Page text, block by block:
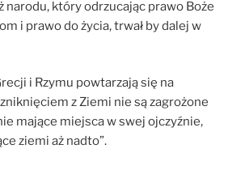
narodu, który odrzucając prawo Boże
i prawo do życia, trwał by dalej w
i Rzymu powtarzają się na
z Ziemi nie są zagrożone
mające miejsca w swej ojczyźnie,
ziemi aż nadto”.